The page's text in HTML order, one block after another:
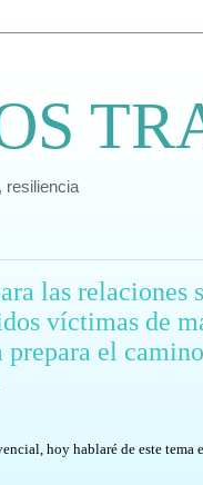
resiliencia
las relaciones
víctimas de
prepara el
hoy hablaré de este tema